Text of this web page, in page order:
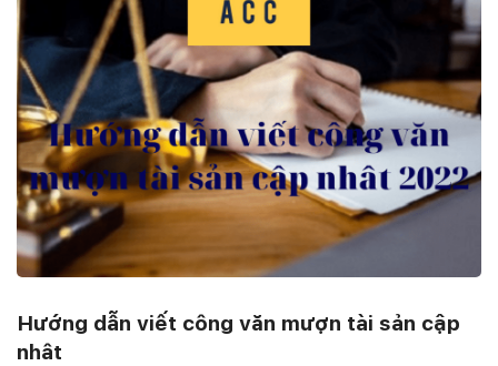
Hướng dẫn viết công văn mượn tài sản cập
nhât